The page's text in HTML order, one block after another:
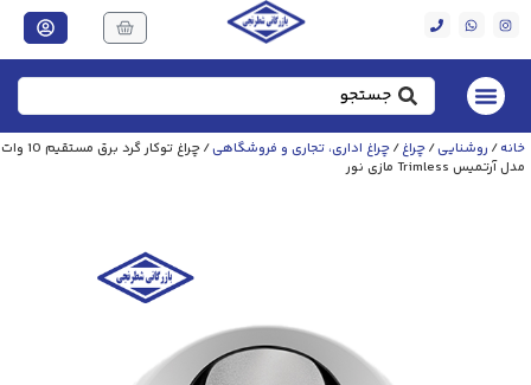
خانه/ روشنایی/چراغ/چراغ اداری، تجاری و فروشگاهی
/ چراغ توکار گرد برق مستقیم 10 وات
مدل آرتمیس Trimless مازی نور